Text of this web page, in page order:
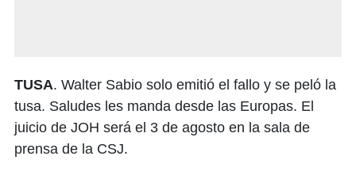
TUSA. Walter Sabio solo emitió el fallo y se peló la
tusa. Saludes les manda desde las Europas. El
juicio de JOH será el 3 de agosto en la sala de
prensa de la CSJ.